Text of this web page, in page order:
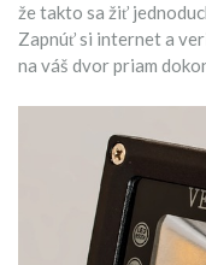
že takto sa žiť
Zapnúť si internet a
na váš dvor priam